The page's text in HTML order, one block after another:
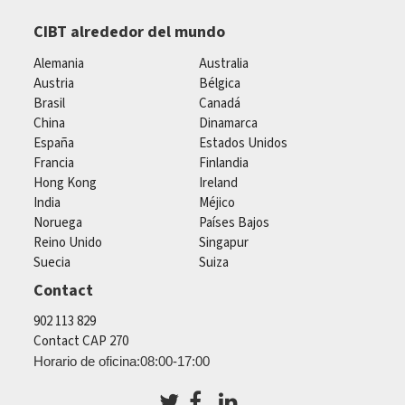
CIBT alrededor del mundo
Alemania
Australia
Austria
Bélgica
Brasil
Canadá
China
Dinamarca
España
Estados Unidos
Francia
Finlandia
Hong Kong
Ireland
India
Méjico
Noruega
Países Bajos
Reino Unido
Singapur
Suecia
Suiza
Contact
902 113 829
Contact CAP 270
Horario de oficina:08:00-17:00